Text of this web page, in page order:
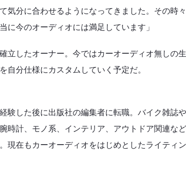
気分に合わせるようになってきました。その時
に今のオーディオには満足しています」
立したオーナー。今ではカーオーディオ無しの
自分仕様にカスタムしていく予定だ。
験した後に出版社の編集者に転職。バイク雑誌
時計、モノ系、インテリア、アウトドア関連な
現在もカーオーディオをはじめとしたライティ